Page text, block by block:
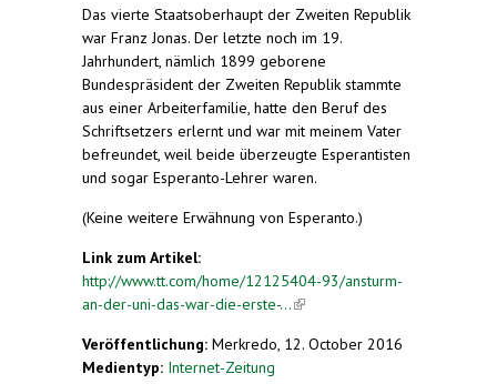
Das vierte Staatsoberhaupt der Zweiten Republik
war Franz Jonas. Der letzte noch im 19.
Jahrhundert, nämlich 1899 geborene
Bundespräsident der Zweiten Republik stammte
aus einer Arbeiterfamilie, hatte den Beruf des
Schriftsetzers erlernt und war mit meinem Vater
befreundet, weil beide überzeugte Esperantisten
und sogar Esperanto-Lehrer waren.
(Keine weitere Erwähnung von Esperanto.)
Link zum Artikel:
http://www.tt.com/home/12125404-93/ansturm-
an-der-uni-das-war-die-erste-...(link is external)
Veröffentlichung: Merkredo, 12. October 2016
Medientyp: Internet-Zeitung